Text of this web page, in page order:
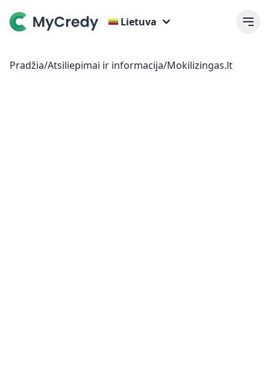
Lietuva
Pradžia/Atsiliepimai ir informacija/Mokilizingas.lt